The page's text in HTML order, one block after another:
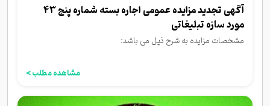
آگهی تجدید مزایده عمومی اجاره بسته شماره پنج 43
مورد سازه تبلیغاتی
مشخصات مزایده به شرح ذیل می باشد:
مشاهده مطلب >